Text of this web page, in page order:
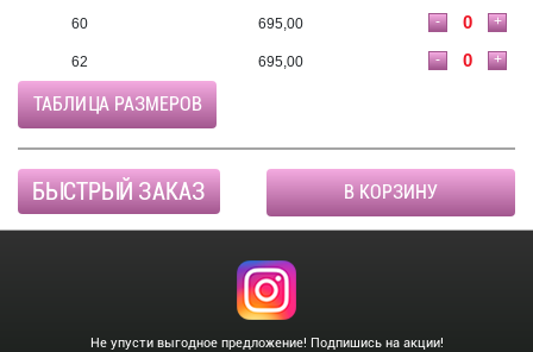
60 695,00 +
-
62 695,00 +
-
ТАБЛИЦА РАЗМЕРОВ
БЫСТРЫЙ ЗАКАЗ В КОРЗИНУ
Не упусти выгодное предложение! Подпишись на акции!